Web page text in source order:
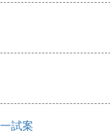
試案